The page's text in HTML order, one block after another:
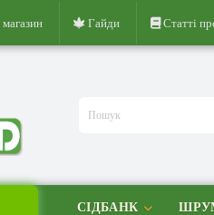
Гайди Статті
СІДБАНК